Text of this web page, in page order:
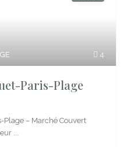
4
Paris-Plage
Plage – Marché Couvert